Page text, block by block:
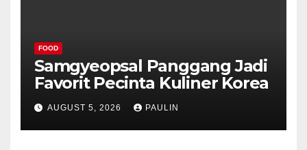
FOOD
Samgyeopsal Panggang Jadi
Favorit Pecinta Kuliner Korea
AUGUST 5, 2026 PAULIN